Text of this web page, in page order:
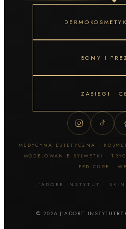
BONY I
ZABIEGI I
MEDYCYNA ESTETYCZNA ·
MODELOWANIE SYLWETKI ·
PEDICURE ·
J’ADORE INSTYTUT ·
© 2026 J’ADORE INSTYTUT